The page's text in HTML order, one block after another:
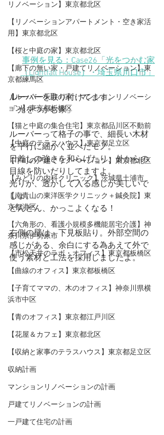
リノベーション】東京都北区
【リノベーションアパートメント・空き家活
用】東京都北区
【桜と中庭の家】東京都北区
【廊下の無い家・戸建てリノベーション】東
京都練馬区
【ルーバー天井の家・マンションリノベーシ
ョン】東京都板橋区
【猫と中庭の集合住宅】東京都品川区不動前
【中庭のテラスハウス】東京都足立区
【下町の戸建てリノベーション】東京都北区
【みどりの内科クリニック】茨城県土浦市
【​南青山の東洋医学クリニック＋鍼灸院】東
京都港区
【六角形の、看護小規模多機能居宅介護】神
奈川県伊勢原市
【市松天井のラボ・オフィス】東京都板橋区
【曲線のオフィス】東京都板橋区
【子育てママの、木のオフィス】神奈川県横
浜市中区
【青のオフィス】東京都江戸川区
【花屋＆カフェ】東京都北区
【収納と家事のテラスハウス】東京都足立区
収納計画
マンションリノベーションの計画
戸建てリノベーションの計画
一戸建て住宅の計画
事例を見る：Case26「光をつかむ家
（Lightfall House）・埼玉県川口市」
ルーバーを取り付けてます。
「光をつかむ家」
ルーバーって格子の事で、細長い木材
を平行に細かく並べたモノ。
日差しの強さを和らげたり、外からの
目線を防いだりしてますよ。
光りが、透かして入る感じが美しいで
しょ。
どんどん、かっこよくなる！
右側の壁は、下見板貼り。外部空間の
感じがある、余白にする為あえて外で
使う素材と工法を採用しましたよ。